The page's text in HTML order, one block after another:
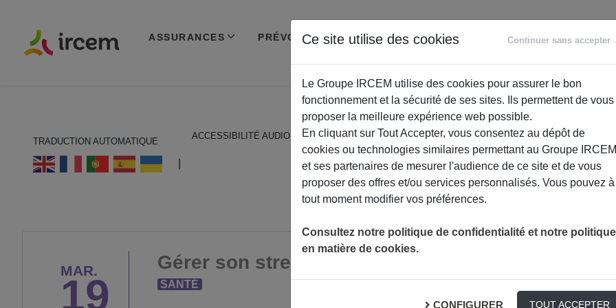
ASSURANCES PRÉVOYANCE RETRAITE
ACCOMPAGNEMENT
TRADUCTION AUTOMATIQUE
ACCESSIBILITÉ AUDIO
MAR.
19
Gérer son stress : Yoga, relaxation, méditation
SANTÉ
Ce site utilise des cookies Continuer sans accepter
Le Groupe IRCEM utilise des cookies pour assurer le bon
fonctionnement et la sécurité de ses sites. Ils permettent de vous
proposer la meilleure expérience web possible.
En cliquant sur Tout Accepter, vous consentez au dépôt de
cookies ou technologies similaires permettant au Groupe IRCEM
et ses partenaires de mesurer l'audience de ce site et de vous
proposer des offres et/ou services personnalisés. Vous pouvez à
tout moment modifier vos préférences.
Consultez notre politique de confidentialité et notre politique
en matière de cookies.
CONFIGURER TOUT ACCEPTER